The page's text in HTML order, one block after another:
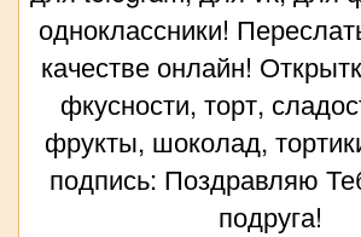
одноклассники!
качестве онлайн!
фкусности, торт,
фрукты, шоколад,
подпись: Поздравляю
подруга!